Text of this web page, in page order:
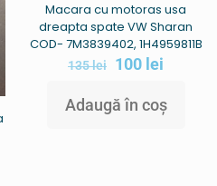
Macara cu motoras usa
dreapta spate VW Sharan
COD- 7M3839402, 1H4959811B
135lei 100 lei
Adaugă în coș